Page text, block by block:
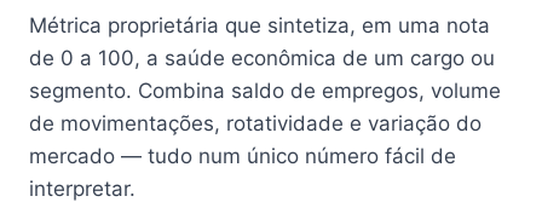
Métrica proprietária que sintetiza, em uma nota
de 0 a 100, a saúde econômica de um cargo ou
segmento. Combina saldo de empregos, volume
de movimentações, rotatividade e variação do
mercado — tudo num único número fácil de
interpretar.